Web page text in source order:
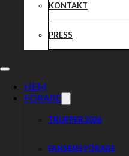
KONTAKT
PRESS
HEM
FÖRARE
TRUPPER 2026
FANSENS FÖRARE